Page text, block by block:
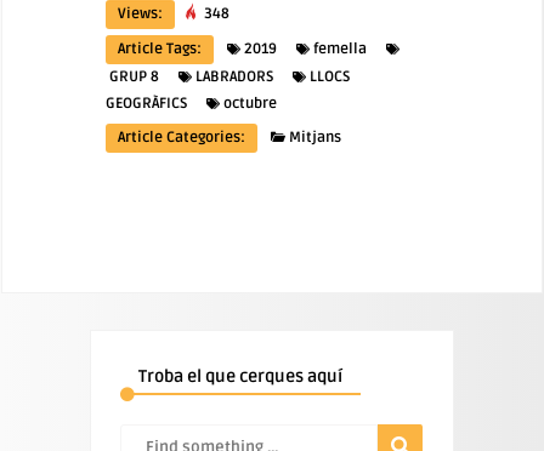
Views:
348
Article Tags:
2019
femella
GRUP 8
LABRADORS
LLOCS
GEOGRÀFICS
octubre
Article Categories:
Mitjans
Troba el que cerques aquí